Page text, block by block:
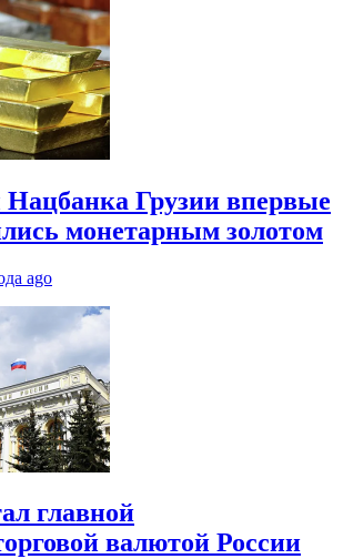
Нацбанка Грузии впервые
монетарным золотом
ago
главной
валютой России